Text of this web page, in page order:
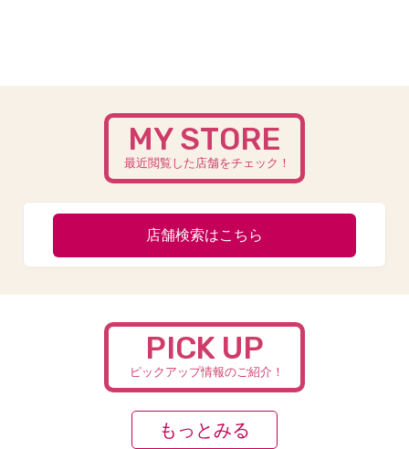
MY STORE
最近閲覧した店舗をチェック！
店舗検索はこちら
PICK UP
ピックアップ情報のご紹介！
もっとみる